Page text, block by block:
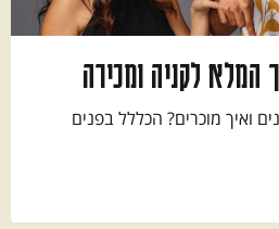
המלא לקניה ומכירה
ואיך מוכרים? הכללל בפנים